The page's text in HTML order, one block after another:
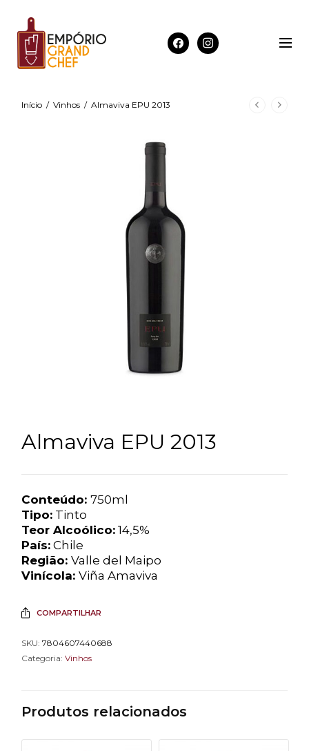
Início / Vinhos / Almaviva EPU 2013
Almaviva EPU 2013
Conteúdo: 750ml
Tipo:Tinto
Teor Alcoólico:14,5%
País:Chile
Região: Valle del Maipo
Vinícola: Viña Amaviva
COMPARTILHAR
SKU: 7804607440688
Categoria: Vinhos
Produtos relacionados